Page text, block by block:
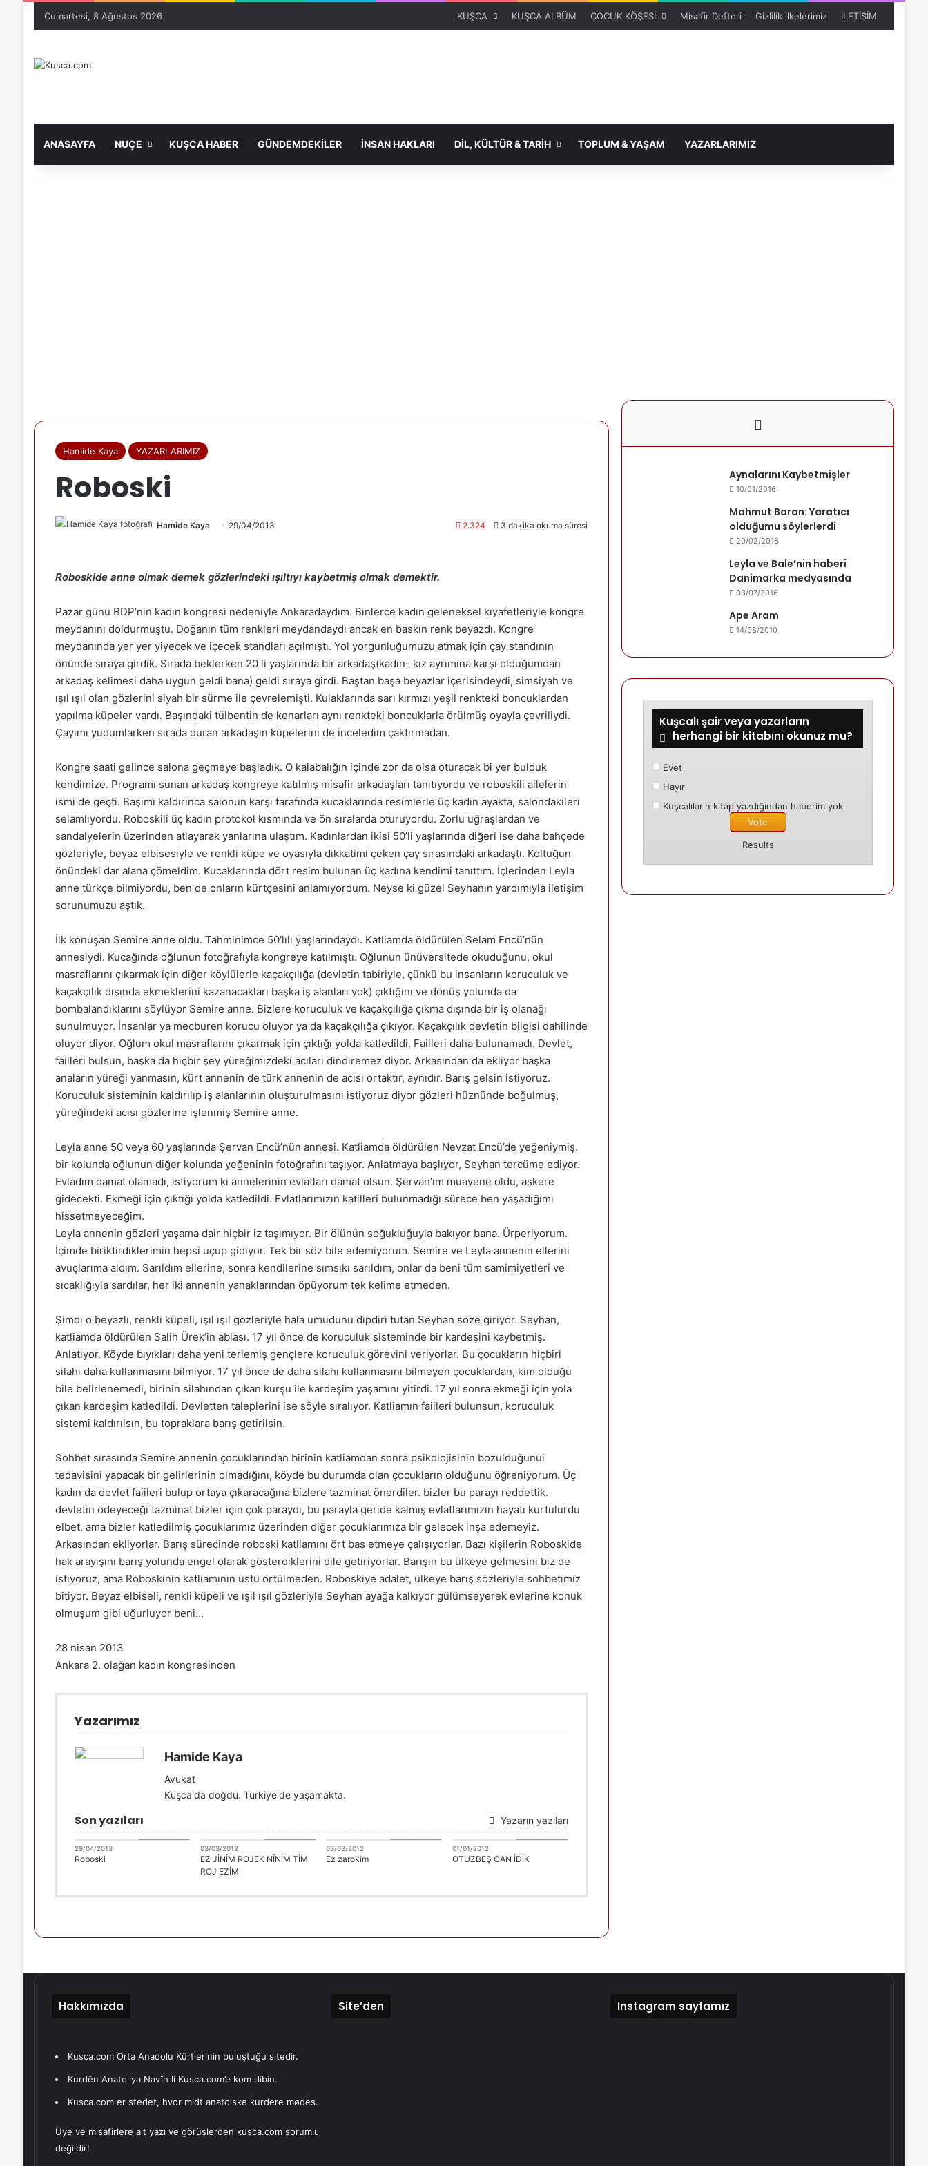
Cumartesi, 8 Ağustos 2026 KUŞCA KUŞCA ALBÜM ÇOCUK KÖŞESİ Misafir Defteri Gizlilik ilkelerimiz İLETİŞİM
ANASAYFA NUÇE KUŞCA HABER GÜNDEMDEKİLER İNSAN HAKLARI DİL, KÜLTÜR & TARİH TOPLUM & YAŞAM YAZARLARIMIZ
Hamide Kaya YAZARLARIMIZ
Roboski
Hamide Kaya 29/04/2013 2.324 3 dakika okuma süresi
Roboskide anne olmak demek gözlerindeki ışıltıyı kaybetmiş olmak demektir.
Pazar günü BDP’nin kadın kongresi nedeniyle Ankaradaydım. Binlerce kadın geleneksel kıyafetleriyle kongre
meydanını doldurmuştu. Doğanın tüm renkleri meydandaydı ancak en baskın renk beyazdı. Kongre
meydanında yer yer yiyecek ve içecek standları açılmıştı. Yol yorgunluğumuzu atmak için çay standının
önünde sıraya girdik. Sırada beklerken 20 li yaşlarında bir arkadaş(kadın- kız ayrımına karşı olduğumdan
arkadaş kelimesi daha uygun geldi bana) geldi sıraya girdi. Baştan başa beyazlar içerisindeydi, simsiyah ve
ışıl ışıl olan gözlerini siyah bir sürme ile çevrelemişti. Kulaklarında sarı kırmızı yeşil renkteki boncuklardan
yapılma küpeler vardı. Başındaki tülbentin de kenarları aynı renkteki boncuklarla örülmüş oyayla çevriliydi.
Çayımı yudumlarken sırada duran arkadaşın küpelerini de inceledim çaktırmadan.
Kongre saati gelince salona geçmeye başladık. O kalabalığın içinde zor da olsa oturacak bi yer bulduk
kendimize. Programı sunan arkadaş kongreye katılmış misafir arkadaşları tanıtıyordu ve roboskili ailelerin
ismi de geçti. Başımı kaldırınca salonun karşı tarafında kucaklarında resimlerle üç kadın ayakta, salondakileri
selamlıyordu. Roboskili üç kadın protokol kısmında ve ön sıralarda oturuyordu. Zorlu uğraşlardan ve
sandalyelerin üzerinden atlayarak yanlarına ulaştım. Kadınlardan ikisi 50’li yaşlarında diğeri ise daha bahçede
gözleriyle, beyaz elbisesiyle ve renkli küpe ve oyasıyla dikkatimi çeken çay sırasındaki arkadaştı. Koltuğun
önündeki dar alana çömeldim. Kucaklarında dört resim bulunan üç kadına kendimi tanıttım. İçlerinden Leyla
anne türkçe bilmiyordu, ben de onların kürtçesini anlamıyordum. Neyse ki güzel Seyhanın yardımıyla iletişim
sorunumuzu aştık.
İlk konuşan Semire anne oldu. Tahminimce 50’lılı yaşlarındaydı. Katliamda öldürülen Selam Encü’nün
annesiydi. Kucağında oğlunun fotoğrafıyla kongreye katılmıştı. Oğlunun ünüversitede okuduğunu, okul
masraflarını çıkarmak için diğer köylülerle kaçakçılığa (devletin tabiriyle, çünkü bu insanların koruculuk ve
kaçakçılık dışında ekmeklerini kazanacakları başka iş alanları yok) çıktığını ve dönüş yolunda da
bombalandıklarını söylüyor Semire anne. Bizlere koruculuk ve kaçakçılığa çıkma dışında bir iş olanağı
sunulmuyor. İnsanlar ya mecburen korucu oluyor ya da kaçakçılığa çıkıyor. Kaçakçılık devletin bilgisi dahilinde
oluyor diyor. Oğlum okul masraflarını çıkarmak için çıktığı yolda katledildi. Failleri daha bulunamadı. Devlet,
failleri bulsun, başka da hiçbir şey yüreğimizdeki acıları dindiremez diyor. Arkasından da ekliyor başka
anaların yüreği yanmasın, kürt annenin de türk annenin de acısı ortaktır, aynıdır. Barış gelsin istiyoruz.
Koruculuk sisteminin kaldırılıp iş alanlarının oluşturulmasını istiyoruz diyor gözleri hüznünde boğulmuş,
yüreğindeki acısı gözlerine işlenmiş Semire anne.
Leyla anne 50 veya 60 yaşlarında Şervan Encü’nün annesi. Katliamda öldürülen Nevzat Encü’de yeğeniymiş.
bir kolunda oğlunun diğer kolunda yeğeninin fotoğrafını taşıyor. Anlatmaya başlıyor, Seyhan tercüme ediyor.
Evladım damat olamadı, istiyorum ki annelerinin evlatları damat olsun. Şervan’ım muayene oldu, askere
gidecekti. Ekmeği için çıktığı yolda katledildi. Evlatlarımızın katilleri bulunmadığı sürece ben yaşadığımı
hissetmeyeceğim.
Leyla annenin gözleri yaşama dair hiçbir iz taşımıyor. Bir ölünün soğukluğuyla bakıyor bana. Ürperiyorum.
İçimde biriktirdiklerimin hepsi uçup gidiyor. Tek bir söz bile edemiyorum. Semire ve Leyla annenin ellerini
avuçlarıma aldım. Sarıldım ellerine, sonra kendilerine sımsıkı sarıldım, onlar da beni tüm samimiyetleri ve
sıcaklığıyla sardılar, her iki annenin yanaklarından öpüyorum tek kelime etmeden.
Şimdi o beyazlı, renkli küpeli, ışıl ışıl gözleriyle hala umudunu dipdiri tutan Seyhan söze giriyor. Seyhan,
katliamda öldürülen Salih Ürek’in ablası. 17 yıl önce de koruculuk sisteminde bir kardeşini kaybetmiş.
Anlatıyor. Köyde bıyıkları daha yeni terlemiş gençlere koruculuk görevini veriyorlar. Bu çocukların hiçbiri
silahı daha kullanmasını bilmiyor. 17 yıl önce de daha silahı kullanmasını bilmeyen çocuklardan, kim olduğu
bile belirlenemedi, birinin silahından çıkan kurşu ile kardeşim yaşamını yitirdi. 17 yıl sonra ekmeği için yola
çıkan kardeşim katledildi. Devletten taleplerini ise söyle sıralıyor. Katliamın faiileri bulunsun, koruculuk
sistemi kaldırılsın, bu topraklara barış getirilsin.
Sohbet sırasında Semire annenin çocuklarından birinin katliamdan sonra psikolojisinin bozulduğunui
tedavisini yapacak bir gelirlerinin olmadığını, köyde bu durumda olan çocukların olduğunu öğreniyorum. Üç
kadın da devlet faiileri bulup ortaya çıkaracağına bizlere tazminat önerdiler. bizler bu parayı reddettik.
devletin ödeyeceği tazminat bizler için çok paraydı, bu parayla geride kalmış evlatlarımızın hayatı kurtulurdu
elbet. ama bizler katledilmiş çocuklarımız üzerinden diğer çocuklarımıza bir gelecek inşa edemeyiz.
Arkasından ekliyorlar. Barış sürecinde roboski katliamını ört bas etmeye çalışıyorlar. Bazı kişilerin Roboskide
hak arayışını barış yolunda engel olarak gösterdiklerini dile getiriyorlar. Barışın bu ülkeye gelmesini biz de
istiyoruz, ama Roboskinin katliamının üstü örtülmeden. Roboskiye adalet, ülkeye barış sözleriyle sohbetimiz
bitiyor. Beyaz elbiseli, renkli küpeli ve ışıl ışıl gözleriyle Seyhan ayağa kalkıyor gülümseyerek evlerine konuk
olmuşum gibi uğurluyor beni…
28 nisan 2013
Ankara 2. olağan kadın kongresinden
Yazarımız
Hamide Kaya
Avukat
Kuşca'da doğdu. Türkiye'de yaşamakta.
Son yazıları Yazarın yazıları
Hamide Kaya
29/04/2013
Roboski
Hamide Kaya
03/03/2012
EZ JİNİM ROJEK NÎNİM TİM
ROJ EZİM
Hamide Kaya
03/03/2012
Ez zarokim
Hamide Kaya
01/01/2012
OTUZBEŞ CAN İDİK
Aynalarını Kaybetmişler
10/01/2016
Mahmut Baran: Yaratıcı
olduğumu söylerlerdi
20/02/2016
Leyla ve Bale’nin haberi
Danimarka medyasında
03/07/2016
Ape Aram
14/08/2010
Kuşcalı şair veya yazarların
herhangi bir kitabını okunuz mu?
Evet
Hayır
Kuşcalıların kitap yazdığından haberim yok
Results
Hakkımızda
Kusca.com Orta Anadolu Kürtlerinin buluştuğu sitedir.
Kurdên Anatoliya Navîn li Kusca.com’e kom dibin.
Kusca.com er stedet, hvor midt anatolske kurdere mødes.
Üye ve misafirlere ait yazı ve görüşlerden kusca.com sorumlu
değildir!
Site’den Instagram sayfamız